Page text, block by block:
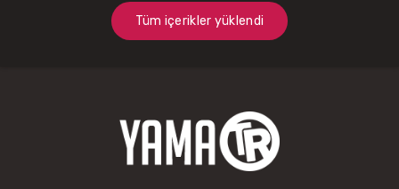
Tüm içerikler yüklendi